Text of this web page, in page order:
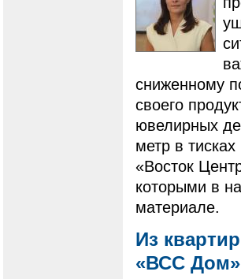
сниженному
своего
ювелирных
метр в
«Восток
которыми в
материале.
Из
«ВСС